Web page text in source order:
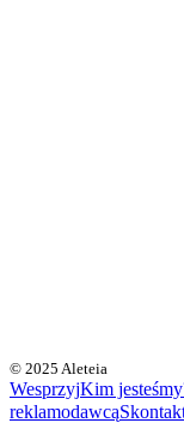
© 2025 Aleteia
WesprzyjKim
reklamodawcą